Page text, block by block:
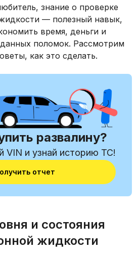
знание о проверке
— полезный навык,
время, деньги и
поломок. Рассмотрим
как это сделать.
развалину?
VIN и узнай историю ТС!
отчет
и состояния
жидкости